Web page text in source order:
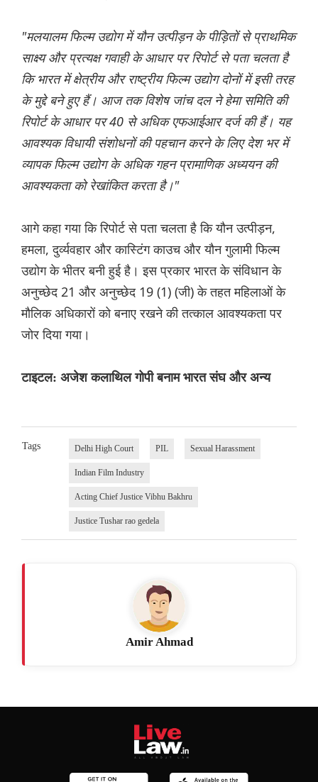
"मलयालम फिल्म उद्योग में यौन उत्पीड़न के पीड़ितों से प्राथमिक
साक्ष्य और प्रत्यक्ष गवाही के आधार पर रिपोर्ट से पता चलता है
कि भारत में क्षेत्रीय और राष्ट्रीय फिल्म उद्योग दोनों में इसी तरह
के मुद्दे बने हुए हैं। आज तक विशेष जांच दल ने हेमा समिति की
रिपोर्ट के आधार पर 40 से अधिक एफआईआर दर्ज की हैं। यह
आवश्यक विधायी संशोधनों की पहचान करने के लिए देश भर में
व्यापक फिल्म उद्योग के अधिक गहन प्रामाणिक अध्ययन की
आवश्यकता को रेखांकित करता है।"
आगे कहा गया कि रिपोर्ट से पता चलता है कि यौन उत्पीड़न,
हमला, दुर्व्यवहार और कास्टिंग काउच और यौन गुलामी फिल्म
उद्योग के भीतर बनी हुई है। इस प्रकार भारत के संविधान के
अनुच्छेद 21 और अनुच्छेद 19 (1) (जी) के तहत महिलाओं के
मौलिक अधिकारों को बनाए रखने की तत्काल आवश्यकता पर
जोर दिया गया।
टाइटल: अजेश कलाथिल गोपी बनाम भारत संघ और अन्य
Tags Delhi High Court PIL Sexual Harassment
Indian Film Industry
Acting Chief Justice Vibhu Bakhru
Justice Tushar rao gedela
Amir Ahmad